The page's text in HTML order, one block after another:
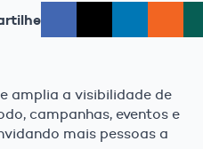
amplia a visibilidade de
campanhas, eventos e
mais pessoas a